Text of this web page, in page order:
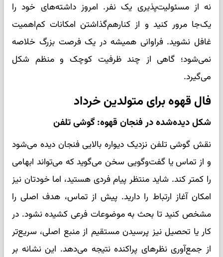
نه از مسئولیت‌پذیری یک نفر. امروز داشته‌های خود را
یک‌جا مرور کنید و از کنارهم‌گذاشتن امکانات کم‌اهمیت
غافل نشوید. فراوانی همیشه در یک فرصت بزرگ خلاصه
نمی‌شود؛ گاهی از چند ظرفیت کوچک و منظم شکل
می‌گیرد.
فال قهوه برای متولدین خرداد
شکل دیده‌شده در فنجان قهوه: گوشی تلفن
نقش گوشی تلفن نزدیک دیواره بالایی فنجان دیده می‌شود
و از تماس یا گفت‌وگویی سخن می‌گوید که می‌تواند ابهامی
را کمتر کند. شاید منتظر پیام فردی هستید، اما خودتان نیز
امکان آغاز ارتباط را دارید. پیش از تماس، هدف اصلی را
مشخص کنید تا بحث به موضوعات فرعی کشیده نشود. در
کار یا تحصیل نیز پرسیدن مستقیم از منبع اصلی، سریع‌تر
از جمع‌آوری نظرهای پراکنده نتیجه می‌دهد. این نشانه بر